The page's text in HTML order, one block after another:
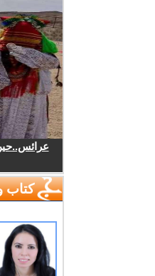
عرائس..حين
كتاب